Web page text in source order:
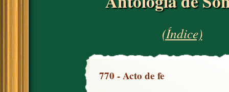
(Índice)
770 - Acto de fe